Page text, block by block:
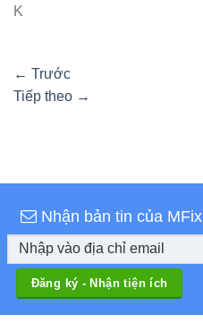
K
← Trước
Tiếp theo →
Nhận bản tin của MFix